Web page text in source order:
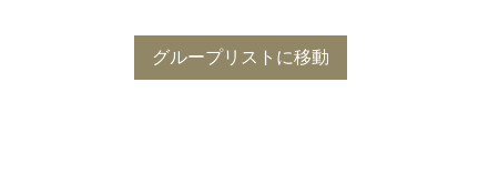
グループリストに移動